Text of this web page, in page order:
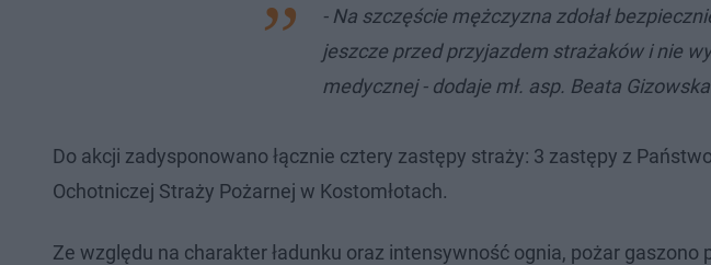
- Na szczęście mężczyzna zdołał
jeszcze przed przyjazdem strażaków i nie
medycznej - dodaje mł. asp. Beata
Do akcji zadysponowano łącznie cztery zastępy straży: 3 zastępy z
Ochotniczej Straży Pożarnej w Kostomłotach.
Ze względu na charakter ładunku oraz intensywność ognia, pożar